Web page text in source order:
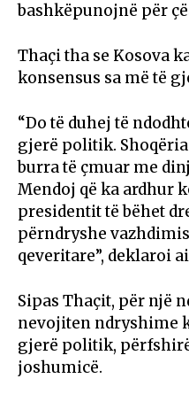
bashkëpunojnë për
Thaçi tha se Kosova
konsensus sa më të
“Do të duhej të
gjerë politik.
burra të çmuar me
Mendoj që ka ardhur
presidentit të bëhet
përndryshe
qeveritare”, deklaroi
Sipas Thaçit, për një
nevojiten ndryshime
gjerë politik,
joshumicë.